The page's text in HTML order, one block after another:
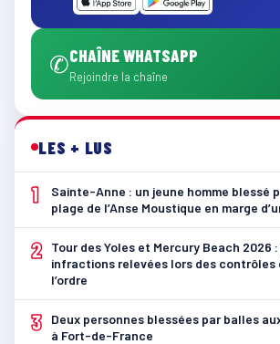
✆CHAÎNE WHATSAPP
Rejoindre la chaîne
LES + LUS
1
Sainte-Anne : un jeune homme blessé
plage de l’Anse Moustique en marge
2
Tour des Yoles et Mercury Beach 2026
infractions relevées lors des contrôles
l’ordre
3
Deux personnes blessées par balles
à Fort-de-France